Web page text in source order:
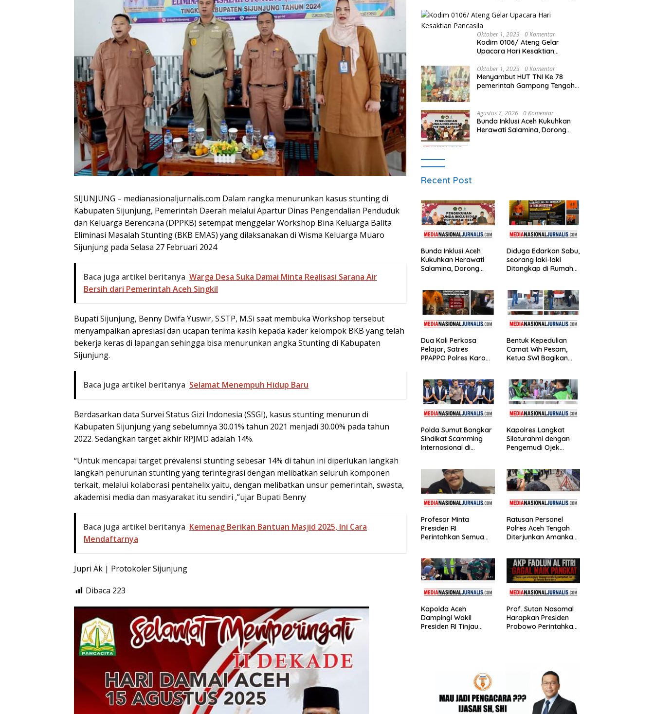
SIJUNJUNG – medianasionaljurnalis.com Dalam rangka menurunkan kasus stunting di
Kabupaten Sijunjung, Pemerintah Daerah melalui Apartur Dinas Pengendalian Penduduk
dan Keluarga Berencana (DPPKB) setempat menggelar Workshop Bina Keluarga Balita
Eliminasi Masalah Stunting (BKB EMAS) yang dilaksanakan di Wisma Keluarga Muaro
Sijunjung pada Selasa 27 Februari 2024
Baca juga artikel beritanya Warga Desa Suka Damai Minta Realisasi Sarana Air
Bersih dari Pemerintah Aceh Singkil
Bupati Sijunjung, Benny Dwifa Yuswir, S.STP, M.Si saat membuka Workshop tersebut
menyampaikan apresiasi dan ucapan terima kasih kepada kader kelompok BKB yang telah
bekerja keras di lapangan sehingga bisa menurunkan angka Stunting di Kabupaten
Sijunjung.
Baca juga artikel beritanya Selamat Menempuh Hidup Baru
Berdasarkan data Survei Status Gizi Indonesia (SSGI), kasus stunting menurun di
Kabupaten Sijunjung yang sebelumnya 30.01% tahun 2021 menjadi 30.00% pada tahun
2022. Sedangkan target akhir RPJMD adalah 14%.
“Untuk mencapai target prevalensi stunting sebesar 14% di tahun ini diperlukan langkah
langkah penurunan stunting yang terintegrasi dengan melibatkan seluruh komponen
terkait, melalui kolaborasi pentahelix yaitu, dengan melibatkan unsur pemerintah, swasta,
akademisi media dan masyarakat itu sendiri ,”ujar Bupati Benny
Baca juga artikel beritanya Kemenag Berikan Bantuan Masjid 2025, Ini Cara
Mendaftarnya
Jupri Ak | Protokoler Sijunjung
Dibaca 223
Kerugian Rp 0,5 Miliar Lebih
Oktober 1, 2023 0 Komentar
Kodim 0106/ Ateng Gelar
Upacara Hari Kesaktian
Oktober 1, 2023 0 Komentar
Menyambut HUT TNI Ke 78
pemerintah Gampong Tengoh
Agustus 7, 2026 0 Komentar
Bunda Inklusi Aceh Kukuhkan
Herawati Salamina, Dorong
Recent Post
Bunda Inklusi Aceh
Kukuhkan Herawati
Salamina, Dorong
Tamiang
Diduga Edarkan Sabu,
seorang laki-laki
Ditangkap di Rumah
dan Puluhan Plastik
Klip
Dua Kali Perkosa
Pelajar, Satres
PPAPPO Polres Karo
Bentuk Kepedulian
Camat Wih Pesam,
Ketua SWI Bagikan
Polda Sumut Bongkar
Sindikat Scamming
Internasional di
Kapolres Langkat
Silaturahmi dengan
Pengemudi Ojek
HUT RI
Profesor Minta
Presiden RI
Perintahkan Semua
Tertibkan bendera
luntur
Ratusan Personel
Polres Aceh Tengah
Diterjunkan Amankan
Infrastruktur
Kapolda Aceh
Dampingi Wakil
Presiden RI Tinjau
Prof. Sutan Nasomal
Harapkan Presiden
Prabowo Perintahkan